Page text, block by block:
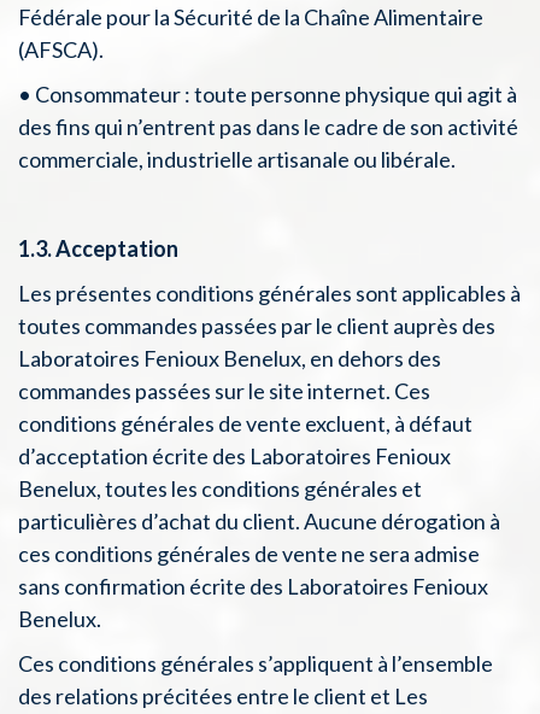
Fédérale pour la Sécurité de la Chaîne Alimentaire
(AFSCA).
• Consommateur : toute personne physique qui agit à
des fins qui n’entrent pas dans le cadre de son activité
commerciale, industrielle artisanale ou libérale.
1.3. Acceptation
Les présentes conditions générales sont applicables à
toutes commandes passées par le client auprès des
Laboratoires Fenioux Benelux, en dehors des
commandes passées sur le site internet. Ces
conditions générales de vente excluent, à défaut
d’acceptation écrite des Laboratoires Fenioux
Benelux, toutes les conditions générales et
particulières d’achat du client. Aucune dérogation à
ces conditions générales de vente ne sera admise
sans confirmation écrite des Laboratoires Fenioux
Benelux.
Ces conditions générales s’appliquent à l’ensemble
des relations précitées entre le client et Les